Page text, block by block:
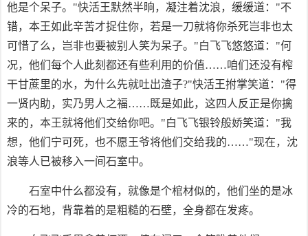
他是个呆子。"快活王默然半晌，凝注着沈浪，缓缓道："不
错，本王如此辛苦才捉住你，若是一刀就将你杀死岂非也太
可惜了么，岂非也要被别人笑为呆子。"白飞飞悠悠道："何
况，他们每个人此刻都还有些利用的价值……咱们还没有榨
干甘蔗里的水，为什么先就吐出渣子?"快活王拊掌笑道："得
一贤内助，实乃男人之福……既是如此，这四人反正是你擒
来的，本王就将他们交给你吧。"白飞飞银铃般娇笑道："我
想，他们宁可死，也不愿王爷将他们交给我的……"现在，沈
浪等人已被移入一间石室中。
石室中什么都没有，就像是个棺材似的，他们坐的是冰
冷的石地，背靠着的是粗糙的石壁，全身都在发疼。